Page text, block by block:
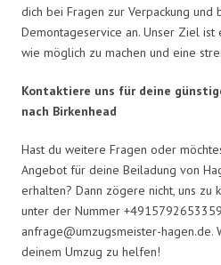
dich bei Fragen zur Verpackung und
Demontageservice an. Unser Ziel ist
wie möglich zu machen und eine
Kontaktiere uns für deine
nach Birkenhead
Hast du weitere Fragen oder
Angebot für deine Beiladung von
erhalten? Dann zögere nicht, uns zu
unter der Nummer
anfrage@umzugsmeister-hagen.de.
deinem Umzug zu helfen!